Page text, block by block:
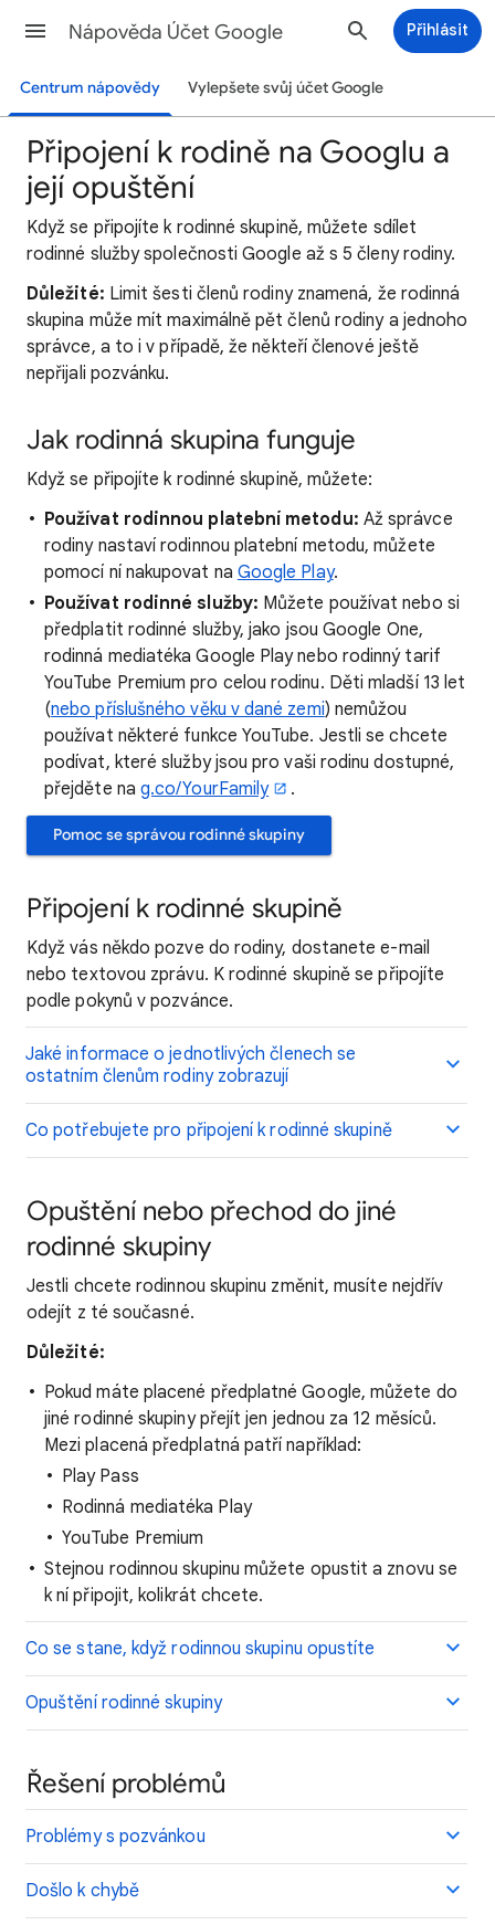
Nápověda Účet Google Přihlásit
Centrum nápovědy Vylepšete svůj účet Google
Připojení k rodině na Googlu a
její opuštění
Když se připojíte k rodinné skupině, můžete sdílet
rodinné služby společnosti Google až s 5 členy rodiny.
Důležité: Limit šesti členů rodiny znamená, že rodinná
skupina může mít maximálně pět členů rodiny a jednoho
správce, a to i v případě, že někteří členové ještě
nepřijali pozvánku.
Jak rodinná skupina funguje
Když se připojíte k rodinné skupině, můžete:
Používat rodinnou platební metodu: Až správce
rodiny nastaví rodinnou platební metodu, můžete
pomocí ní nakupovat na Google Play.
Používat rodinné služby: Můžete používat nebo si
předplatit rodinné služby, jako jsou Google One,
rodinná mediatéka Google Play nebo rodinný tarif
YouTube Premium pro celou rodinu. Děti mladší 13 let
(nebo příslušného věku v dané zemi) nemůžou
používat některé funkce YouTube. Jestli se chcete
podívat, které služby jsou pro vaši rodinu dostupné,
přejděte na g.co/YourFamily .
Pomoc se správou rodinné skupiny
Připojení k rodinné skupině
Když vás někdo pozve do rodiny, dostanete e-mail
nebo textovou zprávu. K rodinné skupině se připojíte
podle pokynů v pozvánce.
Jaké informace o jednotlivých členech se
ostatním členům rodiny zobrazují
Co potřebujete pro připojení k rodinné skupině
Opuštění nebo přechod do jiné
rodinné skupiny
Jestli chcete rodinnou skupinu změnit, musíte nejdřív
odejít z té současné.
Důležité:
Pokud máte placené předplatné Google, můžete do
jiné rodinné skupiny přejít jen jednou za 12 měsíců.
Mezi placená předplatná patří například:
Play Pass
Rodinná mediatéka Play
YouTube Premium
Stejnou rodinnou skupinu můžete opustit a znovu se
k ní připojit, kolikrát chcete.
Co se stane, když rodinnou skupinu opustíte
Opuštění rodinné skupiny
Řešení problémů
Problémy s pozvánkou
Došlo k chybě